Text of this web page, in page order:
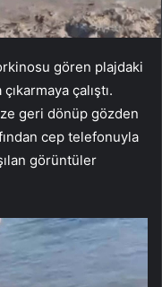
gören plajdaki
çalıştı.
geri dönüp gözden
cep telefonuyla
görüntüler